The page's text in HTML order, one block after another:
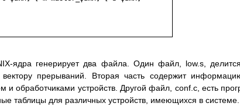
ядра генерирует два файла. Один файл, low.s,
прерываний. Вторая часть содержит
и обработчиками устройств. Другой файл, conf.c, есть
таблицы для различных устройств, имеющихся в системе.